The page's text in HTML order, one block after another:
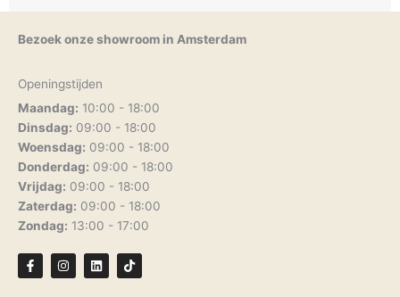
Bezoek onze showroom in Amsterdam
Openingstijden
Maandag: 10:00 - 18:00
Dinsdag: 09:00 - 18:00
Woensdag: 09:00 - 18:00
Donderdag: 09:00 - 18:00
Vrijdag: 09:00 - 18:00
Zaterdag: 09:00 - 18:00
Zondag: 13:00 - 17:00
F
a
c
I
n
s
L
i
n
T
i
k